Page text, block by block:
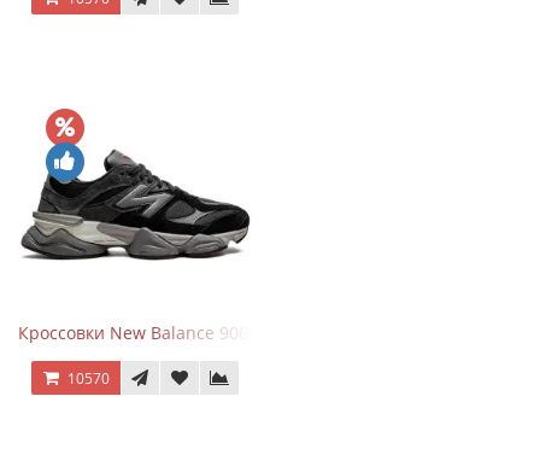
Кроссовки New Balance 9060 Black Castlerock
10570